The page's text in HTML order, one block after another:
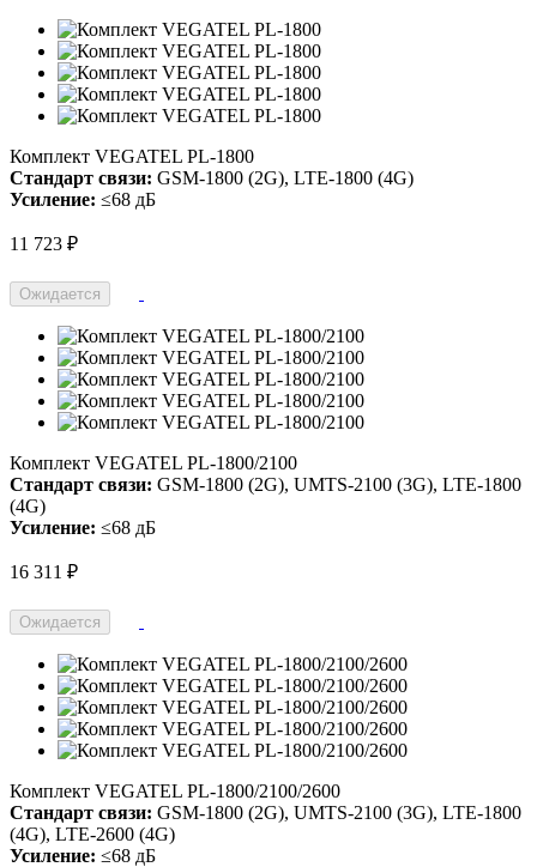
Комплект VEGATEL PL-1800
Стандарт связи: GSM-1800 (2G), LTE-1800 (4G)
Усиление: ≤68 дБ
11 723 ₽
Ожидается
Комплект VEGATEL PL-1800/2100
Стандарт связи: GSM-1800 (2G), UMTS-2100 (3G), LTE-1800
(4G)
Усиление: ≤68 дБ
16 311 ₽
Ожидается
Комплект VEGATEL PL-1800/2100/2600
Стандарт связи: GSM-1800 (2G), UMTS-2100 (3G), LTE-1800
(4G), LTE-2600 (4G)
Усиление: ≤68 дБ